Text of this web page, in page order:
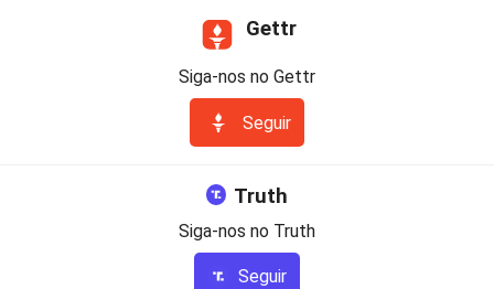
Gettr
Siga-nos no Gettr
Seguir
Truth
Siga-nos no Truth
Seguir